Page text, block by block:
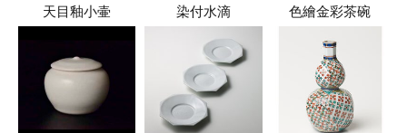
天目釉小壷 染付水滴 色繪金彩茶碗